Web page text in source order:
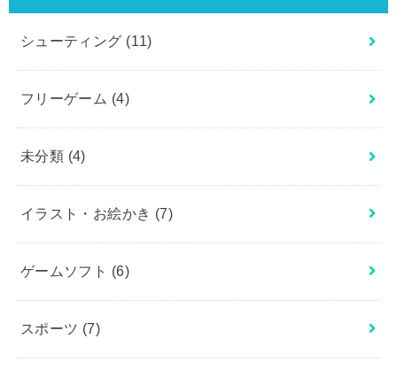
シューティング (11)
フリーゲーム (4)
未分類 (4)
イラスト・お絵かき (7)
ゲームソフト (6)
スポーツ (7)